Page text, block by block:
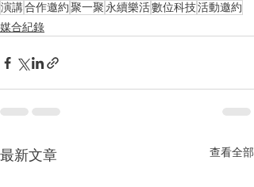
演講合作邀約聚一聚 永續樂活數位科技活動邀約
媒合紀錄
最新文章 查看全部